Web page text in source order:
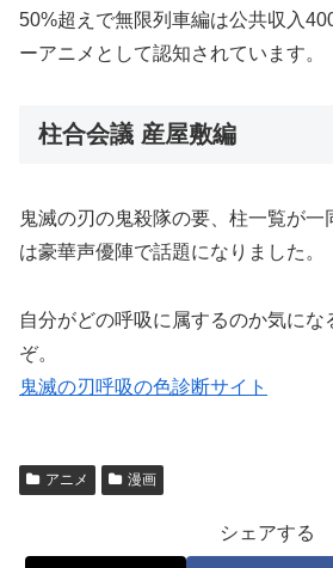
50%超えで無限列車編は公共収入
ーアニメとして認知されています。
柱合会議 産屋敷編
鬼滅の刃の鬼殺隊の要、柱一覧が
は豪華声優陣で話題になりました。
自分がどの呼吸に属するのか気にな
ぞ。
鬼滅の刃呼吸の色診断サイト
アニメ 漫画
シェアする